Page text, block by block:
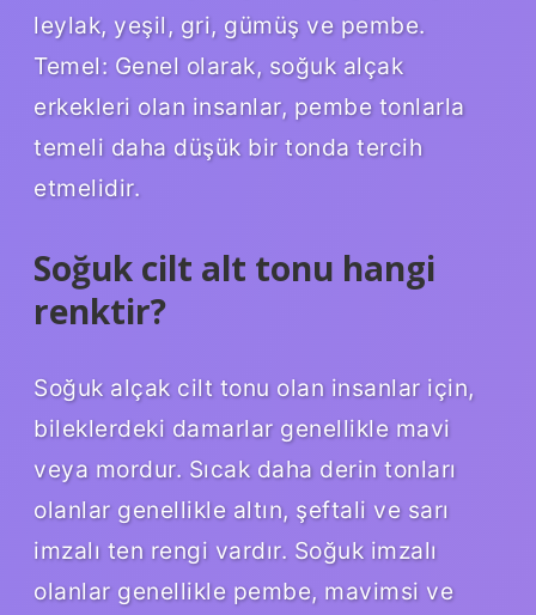
leylak, yeşil, gri, gümüş ve pembe.
Temel: Genel olarak, soğuk alçak
erkekleri olan insanlar, pembe tonlarla
temeli daha düşük bir tonda tercih
etmelidir.
Soğuk cilt alt tonu hangi
renktir?
Soğuk alçak cilt tonu olan insanlar için,
bileklerdeki damarlar genellikle mavi
veya mordur. Sıcak daha derin tonları
olanlar genellikle altın, şeftali ve sarı
imzalı ten rengi vardır. Soğuk imzalı
olanlar genellikle pembe, mavimsi ve